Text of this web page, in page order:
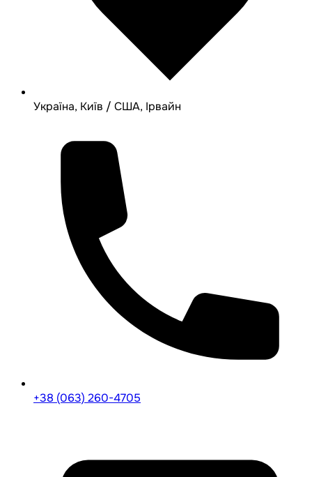
Україна, Київ / США, Ірвайн
+38 (063) 260-4705